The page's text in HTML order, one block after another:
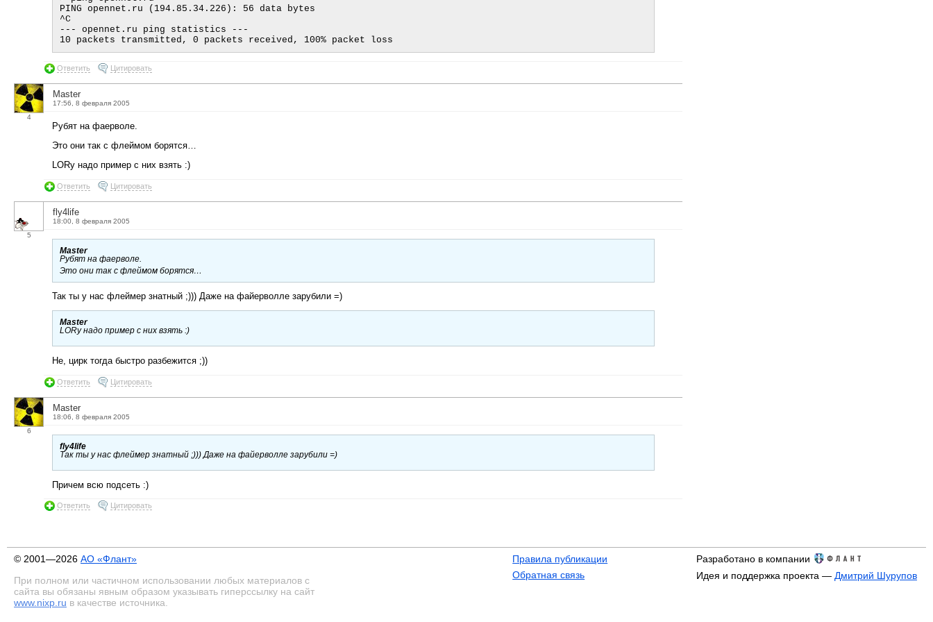
PING opennet.ru (194.85.34.226): 56 data bytes
^C
--- opennet.ru ping statistics ---
Ответить Цитировать
4
Master
17:56, 8 февраля 2005
Рубят на фаерволе.
Это они так с флеймом борятся…
LORу надо пример с них взять :)
Ответить Цитировать
5
fly4life
18:00, 8 февраля 2005
Master
Рубят на фаерволе.
Это они так с флеймом борятся…
Так ты у нас флеймер знатный ;))) Даже на файерволле зарубили =)
Master
LORу надо пример с них взять :)
Не, цирк тогда быстро разбежится ;))
Ответить Цитировать
6
Master
18:06, 8 февраля 2005
fly4life
Так ты у нас флеймер знатный ;))) Даже на файерволле зарубили =)
Причем всю подсеть :)
Ответить Цитировать
© 2001—2026 АО «Флант»
При полном или частичном использовании любых материалов с
сайта вы обязаны явным образом указывать гиперссылку на сайт
www.nixp.ru в качестве источника.
Правила публикации
Обратная связь
Разработано в компании
Идея и поддержка проекта — Дмитрий Шурупов